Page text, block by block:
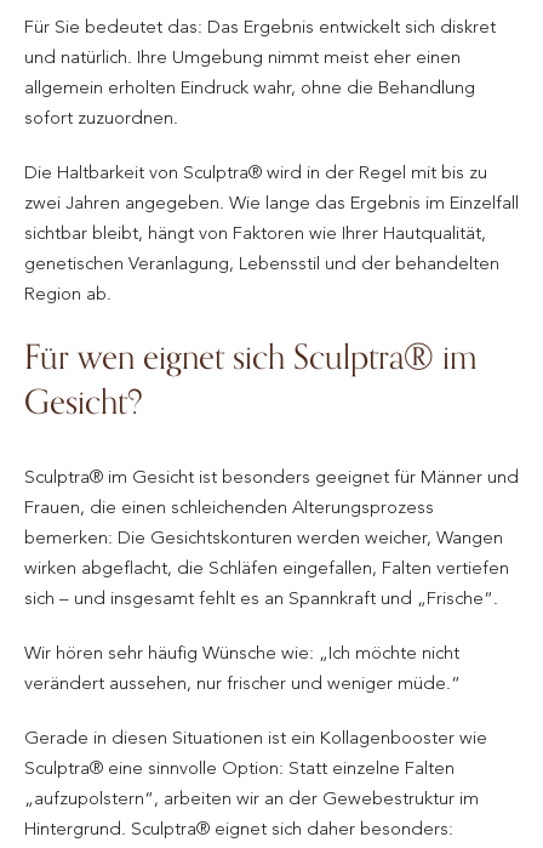
Für Sie bedeutet das: Das Ergebnis entwickelt sich diskret
und natürlich. Ihre Umgebung nimmt meist eher einen
allgemein erholten Eindruck wahr, ohne die Behandlung
sofort zuzuordnen.
Die Haltbarkeit von Sculptra® wird in der Regel mit bis zu
zwei Jahren angegeben. Wie lange das Ergebnis im Einzelfall
sichtbar bleibt, hängt von Faktoren wie Ihrer Hautqualität,
genetischen Veranlagung, Lebensstil und der behandelten
Region ab.
Für wen eignet sich Sculptra® im
Gesicht?
Sculptra® im Gesicht ist besonders geeignet für Männer und
Frauen, die einen schleichenden Alterungsprozess
bemerken: Die Gesichtskonturen werden weicher, Wangen
wirken abgeflacht, die Schläfen eingefallen, Falten vertiefen
sich – und insgesamt fehlt es an Spannkraft und „Frische“.
Wir hören sehr häufig Wünsche wie: „Ich möchte nicht
verändert aussehen, nur frischer und weniger müde.“
Gerade in diesen Situationen ist ein Kollagenbooster wie
Sculptra® eine sinnvolle Option: Statt einzelne Falten
„aufzupolstern“, arbeiten wir an der Gewebestruktur im
Hintergrund. Sculptra® eignet sich daher besonders: